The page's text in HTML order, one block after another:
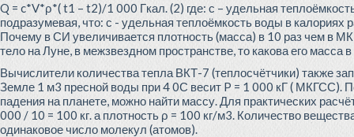
Q = c*V*ρ*( t1 – t2)/1 000 Гкал. (2) где: с – удельная
подразумевая, что: с - удельная теплоёмкость воды в
Почему в СИ увеличивается плотность (масса) в 10 раз чем в
тело на Луне, в межзвездном пространстве, то какова его
Вычислители количества тепла ВКТ-7 (теплосчётчики) также
Земле 1 м3 пресной воды при 4 0С весит P = 1 000 кГ ( МКГСС).
падения на планете, можно найти массу. Для практических
000 / 10 = 100 кг. а плотность ρ = 100 кг/м3. Количество
одинаковое число молекул (атомов).